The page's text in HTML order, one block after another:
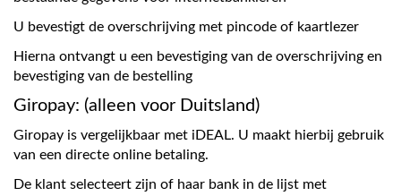
U bevestigt de overschrijving met pincode of kaartlezer
Hierna ontvangt u een bevestiging van de overschrijving en
bevestiging van de bestelling
Giropay: (alleen voor Duitsland)
Giropay is vergelijkbaar met iDEAL. U maakt hierbij gebruik
van een directe online betaling.
De klant selecteert zijn of haar bank in de lijst met